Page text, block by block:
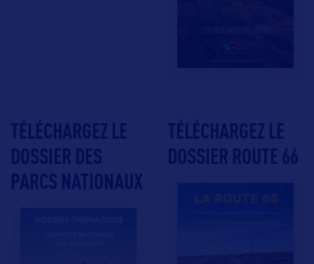
TÉLÉCHARGEZ LE
DOSSIER DES
PARCS NATIONAUX
TÉLÉCHARGEZ LE
DOSSIER ROUTE 66